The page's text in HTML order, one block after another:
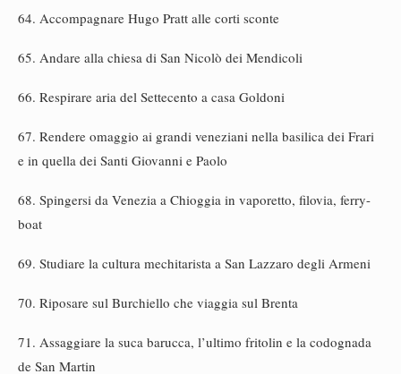
64. Accompagnare Hugo Pratt alle corti sconte
65. Andare alla chiesa di San Nicolò dei Mendicoli
66. Respirare aria del Settecento a casa Goldoni
67. Rendere omaggio ai grandi veneziani nella basilica dei Frari
e in quella dei Santi Giovanni e Paolo
68. Spingersi da Venezia a Chioggia in vaporetto, filovia, ferry-
boat
69. Studiare la cultura mechitarista a San Lazzaro degli Armeni
70. Riposare sul Burchiello che viaggia sul Brenta
71. Assaggiare la suca barucca, l’ultimo fritolin e la codognada
de San Martin